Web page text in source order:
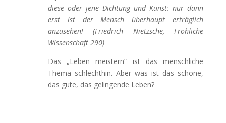
diese oder jene Dichtung und Kunst: nur dann
erst ist der Mensch überhaupt erträglich
anzusehen! (Friedrich Nietzsche, Fröhliche
Wissenschaft 290)
Das „Leben meistern“ ist das menschliche
Thema schlechthin. Aber was ist das schöne,
das gute, das gelingende Leben?